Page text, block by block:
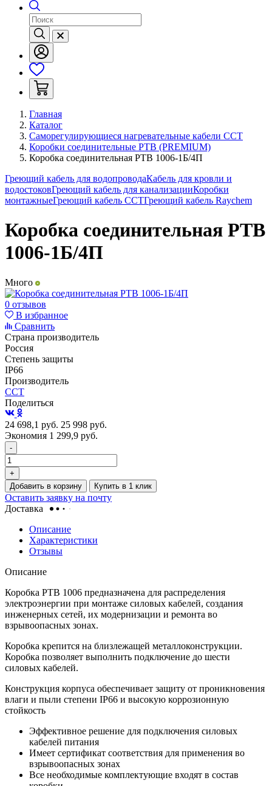
Главная
Каталог
Саморегулирующиеся нагревательные кабели ССТ
Коробки соединительные РТВ (PREMIUM)
Коробка соединительная РТВ 1006-1Б/4П
Греющий кабель для водопроводаКабель для кровли и
водостоковГреющий кабель для канализацииКоробки
монтажныеГреющий кабель ССТГреющий кабель Raychem
Коробка соединительная РТВ
1006-1Б/4П
Много
0 отзывов
В избранное
Сравнить
Страна производитель
Россия
Степень защиты
IP66
Производитель
ССТ
Поделиться
24 698,1 руб. 25 998 руб.
Экономия 1 299,9 руб.
-
+
Добавить в корзину
Купить в 1 клик
Оставить заявку на почту
Доставка
Описание
Характеристики
Отзывы
Описание
Коробка РТВ 1006 предназначена для распределения
электроэнергии при монтаже силовых кабелей, создания
инженерных сетей, их модернизации и ремонта во
взрывоопасных зонах.
Коробка крепится на близлежащей металлоконструкции.
Коробка позволяет выполнить подключение до шести
силовых кабелей.
Конструкция корпуса обеспечивает защиту от проникновения
влаги и пыли степени IP66 и высокую коррозионную
стойкость
Эффективное решение для подключения силовых
кабелей питания
Имеет сертификат соответствия для применения во
взрывоопасных зонах
Все необходимые комплектующие входят в состав